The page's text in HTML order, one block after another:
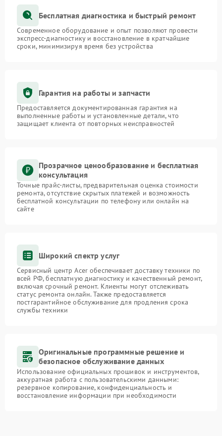
Бесплатная диагностика и быстрый ремонт
Современное оборудование и опыт позволяют провести
экспресс-диагностику и восстановление в кратчайшие
сроки, минимизируя время без устройства
Гарантия на работы и запчасти
Предоставляется документированная гарантия на
выполненные работы и установленные детали, что
защищает клиента от повторных неисправностей
Прозрачное ценообразование и бесплатная
консультация
Точные прайс-листы, предварительная оценка стоимости
ремонта, отсутствие скрытых платежей и возможность
бесплатной консультации по телефону или онлайн на
сайте
Широкий спектр услуг
Сервисный центр Acer обеспечивает доставку техники по
всей РФ, бесплатную диагностику и качественный ремонт,
включая срочный ремонт. Клиенты могут отслеживать
статус ремонта онлайн. Также предоставляется
постгарантийное обслуживание для продления срока
службы техники
Оригинальные программные решение и
безопасное обслуживание данных
Использование официальных прошивок и инструментов,
аккуратная работа с пользовательскими данными:
резервное копирование, конфиденциальность и
восстановление информации при необходимости